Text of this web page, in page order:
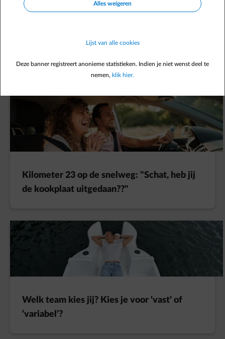
Nieuwste artikels
Opent in een nieuw tabblad
Kilometer 23 op de snelweg: "Schat, heb jij
de kookplaat uitgedaan??"
Welk team kies jij? Kies je voor ‘vast’ of
‘variabel’?
Alles weigeren
Lijst van alle cookies
Deze banner registreert anonieme statistieken. Indien je niet wenst deel te
nemen, klik hier.